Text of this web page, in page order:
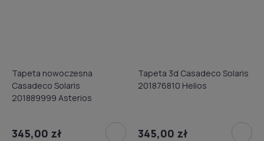
Tapeta nowoczesna
Casadeco Solaris
201889999 Asterios
345,00 zł
Tapeta 3d Casadeco Solaris
201876810 Helios
345,00 zł